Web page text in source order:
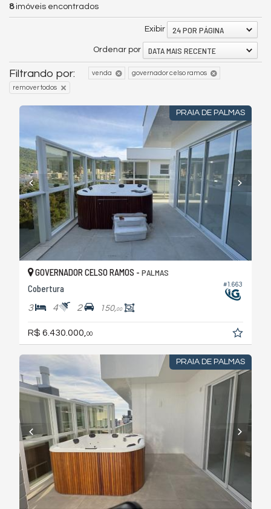
8imóveis encontrados
Exibir 24 POR PÁGINA
Ordenar por DATA MAIS RECENTE
Filtrando por: venda governador celso ramos
remover todos
PRAIA DE PALMAS
#1.663
GOVERNADOR CELSO RAMOS - PALMAS
Cobertura
3 4 2 150,00
R$ 6.430.000, 00
PRAIA DE PALMAS